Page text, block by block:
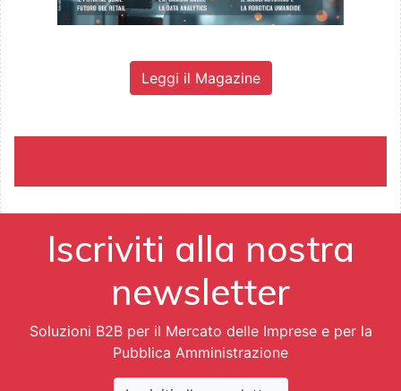
Leggi il Magazine
Iscriviti alla nostra
newsletter
Soluzioni B2B per il Mercato delle Imprese e per la
Pubblica Amministrazione